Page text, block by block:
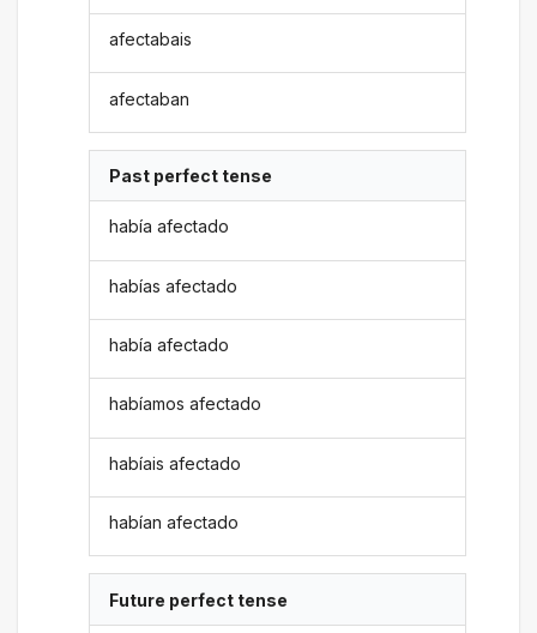
afectabais
afectaban
Past perfect tense
había afectado
habías afectado
había afectado
habíamos afectado
habíais afectado
habían afectado
Future perfect tense